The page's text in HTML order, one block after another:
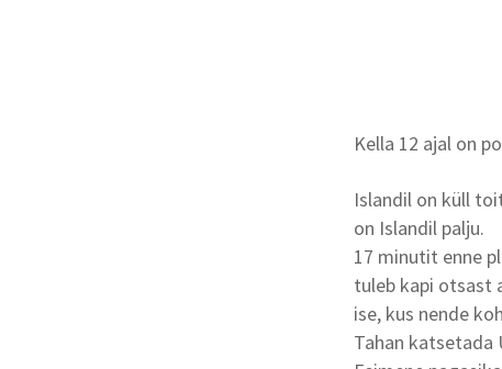
Kella 12 ajal on
Islandil on küll
on Islandil palju.
17 minutit enne
tuleb kapi otsast
ise, kus nende
Tahan katsetada